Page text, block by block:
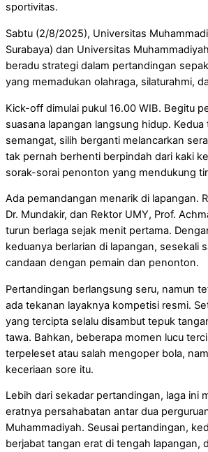
sportivitas.
Sabtu (2/8/2025), Universitas
Surabaya) dan Universitas
beradu strategi dalam pertandingan
yang memadukan olahraga, silaturahmi,
Kick-off dimulai pukul 16.00 WIB. Begitu
suasana lapangan langsung hidup.
semangat, silih berganti melancarkan
tak pernah berhenti berpindah dari kaki
sorak-sorai penonton yang mendukung
Ada pemandangan menarik di lapangan.
Dr. Mundakir, dan Rektor UMY, Prof.
turun berlaga sejak menit pertama.
keduanya berlarian di lapangan, sesekali
candaan dengan pemain dan penonton.
Pertandingan berlangsung seru, namun
ada tekanan layaknya kompetisi resmi.
yang tercipta selalu disambut tepuk
tawa. Bahkan, beberapa momen lucu
terpeleset atau salah mengoper bola,
keceriaan sore itu.
Lebih dari sekadar pertandingan, laga ini
eratnya persahabatan antar dua
Muhammadiyah. Seusai pertandingan,
berjabat tangan erat di tengah lapangan,